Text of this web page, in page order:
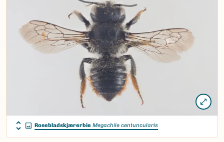
Rosebladskjærerbie Megachile centuncularis